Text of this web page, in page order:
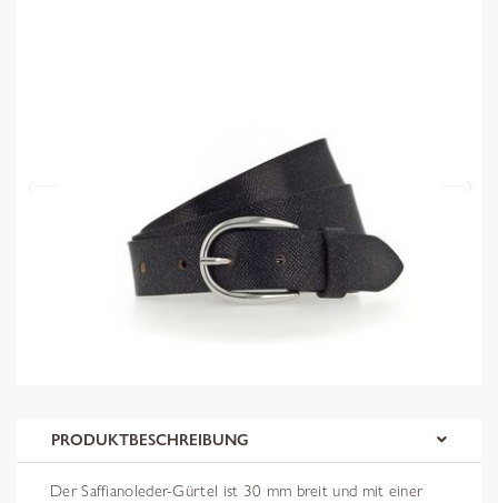
PRODUKTBESCHREIBUNG
Der Saffianoleder-Gürtel ist 30 mm breit und mit einer